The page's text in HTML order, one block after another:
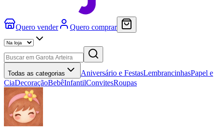
Quero vender Quero comprar
Todas as categorias Aniversário e FestasLembrancinhasPapel e
CiaDecoraçãoBebêInfantilConvitesRoupas